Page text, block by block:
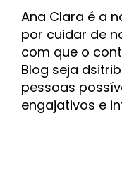
Ana Clara é a
por cuidar de
com que o
Blog seja
pessoas
engajativos e